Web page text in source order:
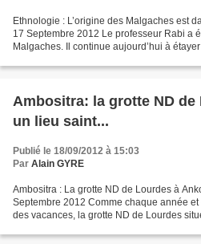
Ethnologie : L’origine des Malgaches est
17 Septembre 2012 Le professeur Rabi a
Malgaches. Il continue aujourd’hui à
Ambositra: la grotte ND
un lieu saint...
Publié le 18/09/2012 à 15:03
Par Alain GYRE
Ambositra : La grotte ND de Lourdes à
Septembre 2012 Comme chaque année
des vacances, la grotte ND de Lourdes